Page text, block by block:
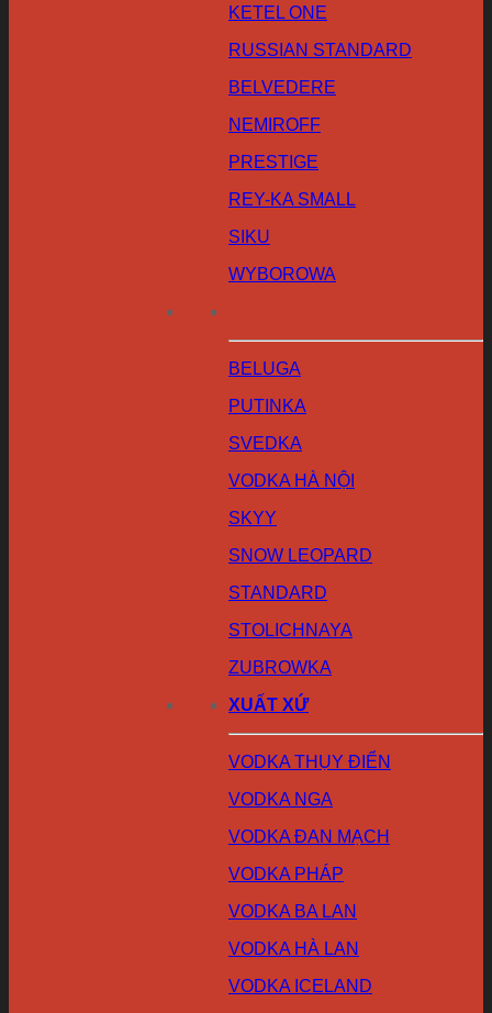
KETEL ONE
RUSSIAN STANDARD
BELVEDERE
NEMIROFF
PRESTIGE
REY-KA SMALL
SIKU
WYBOROWA
BELUGA
PUTINKA
SVEDKA
VODKA HÀ NỘI
SKYY
SNOW LEOPARD
STANDARD
STOLICHNAYA
ZUBROWKA
XUẤT XỨ
VODKA THỤY ĐIỂN
VODKA NGA
VODKA ĐAN MẠCH
VODKA PHÁP
VODKA BA LAN
VODKA HÀ LAN
VODKA ICELAND